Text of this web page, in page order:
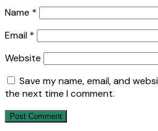
Name *
Email *
Website
Save my name, email, and
the next time I comment.